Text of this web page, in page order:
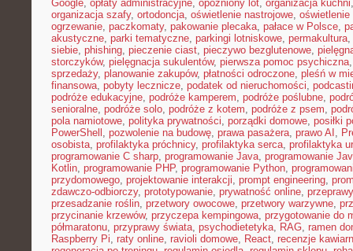
Google, opłaty administracyjne, opóźniony lot, organizacja kuchni
organizacja szafy, ortodoncja, oświetlenie nastrojowe, oświetlenie
ogrzewanie, paczkomaty, pakowanie plecaka, pałace w Polsce,
akustyczne, parki tematyczne, parkingi lotniskowe, permakultura,
siebie, phishing, pieczenie ciast, pieczywo bezglutenowe,
storczyków, pielęgnacja sukulentów, pierwsza pomoc psychiczna
sprzedaży, planowanie zakupów, płatności odroczone, pleśń w
finansowa, pobyty lecznicze, podatek od nieruchomości,
podróże edukacyjne, podróże kamperem, podróże poślubne,
senioralne, podróże solo, podróże z kotem, podróże z psem,
pola namiotowe, polityka prywatności, porządki domowe, posiłki
PowerShell , pozwolenie na budowę, prawa pasażera, prawo AI ,
osobista, profilaktyka próchnicy, profilaktyka serca, profilaktyka
programowanie C sharp, programowanie Java, programowanie
Kotlin, programowanie PHP, programowanie Python,
przydomowego, projektowanie interakcji, prompt engineering,
zdawczo-odbiorczy, prototypowanie, prywatność online,
przesadzanie roślin, przetwory owocowe, przetwory warzywne,
przycinanie krzewów, przyczepa kempingowa, przygotowanie do
półmaratonu, przyprawy świata, psychodietetyka, RAG, ramen
Raspberry Pi, raty online, ravioli domowe, React, recenzje